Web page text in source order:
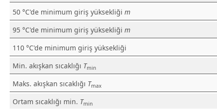
50 °C'de minimum giriş yüksekliği m
95 °C'de minimum giriş yüksekliği m
110 °C'de minimum giriş yüksekliği
Min. akışkan sıcaklığı Tmin
Maks. akışkan sıcaklığı Tmax
Ortam sıcaklığı min. Tmin